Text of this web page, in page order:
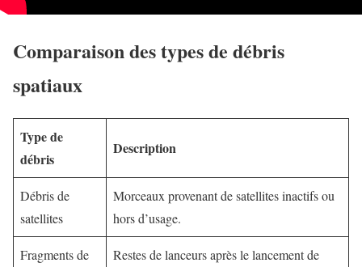
Comparaison des types de débris
spatiaux
Type de
débris
Description
Débris de
satellites
Morceaux provenant de satellites inactifs ou
hors d’usage.
Fragments de
Restes de lanceurs après le lancement de